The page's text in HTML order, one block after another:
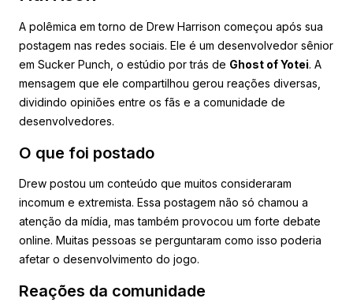
A polêmica em torno de Drew Harrison começou após sua
postagem nas redes sociais. Ele é um desenvolvedor sênior
em Sucker Punch, o estúdio por trás de Ghost of Yotei. A
mensagem que ele compartilhou gerou reações diversas,
dividindo opiniões entre os fãs e a comunidade de
desenvolvedores.
O que foi postado
Drew postou um conteúdo que muitos consideraram
incomum e extremista. Essa postagem não só chamou a
atenção da mídia, mas também provocou um forte debate
online. Muitas pessoas se perguntaram como isso poderia
afetar o desenvolvimento do jogo.
Reações da comunidade